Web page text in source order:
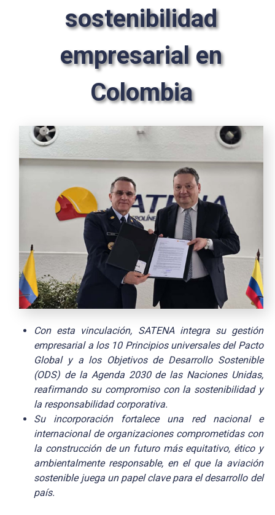
sostenibilidad
empresarial en
Colombia
Con esta vinculación, SATENA integra su gestión
empresarial a los 10 Principios universales del Pacto
Global y a los Objetivos de Desarrollo Sostenible
(ODS) de la Agenda 2030 de las Naciones Unidas,
reafirmando su compromiso con la sostenibilidad y
la responsabilidad corporativa.
Su incorporación fortalece una red nacional e
internacional de organizaciones comprometidas con
la construcción de un futuro más equitativo, ético y
ambientalmente responsable, en el que la aviación
sostenible juega un papel clave para el desarrollo del
país.